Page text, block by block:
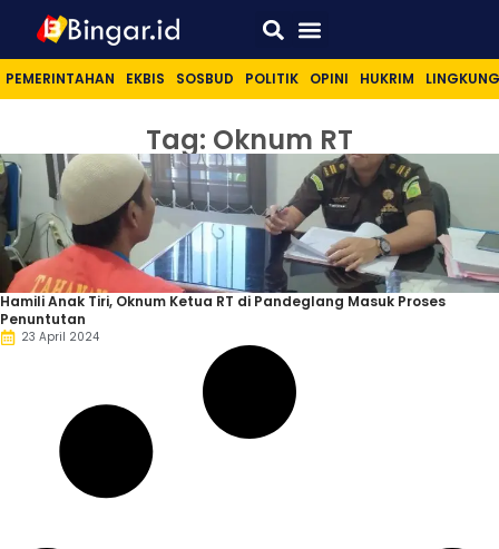
PEMERINTAHAN EKBIS SOSBUD POLITIK OPINI HUKRIM
Tag: Oknum RT
Hamili Anak Tiri, Oknum Ketua RT di Pandeglang Masuk Proses
Penuntutan
23 April 2024